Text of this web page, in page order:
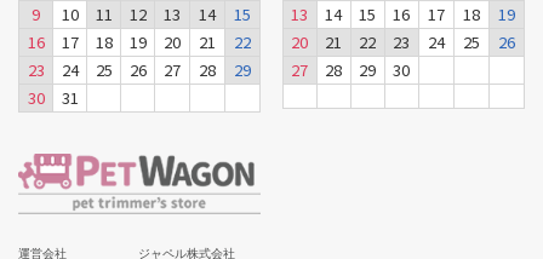
9
10 11 12 13 14
15
16
17 18 19 20 21
22
23
24 25 26 27 28
29
30
31
13
14 15 16 17 18
19
20
21 22 23 24 25
26
27
28 29 30
運営会社 ジャペル株式会社